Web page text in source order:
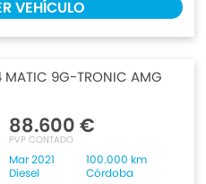
VEHÍCULO
MATIC 9G-TRONIC AMG
88.600 €
PVP CONTADO
Mar 2021
100.000 km
Diesel
Córdoba